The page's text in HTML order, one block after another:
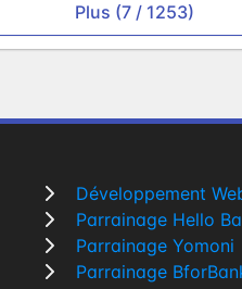
Plus (7 / 1253)
Développement
Parrainage Hello
Parrainage Yomoni
Parrainage